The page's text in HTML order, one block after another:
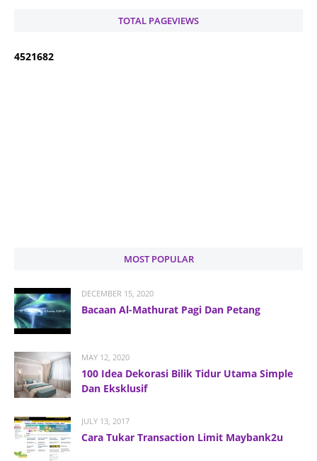
TOTAL PAGEVIEWS
4521682
MOST POPULAR
DECEMBER 15, 2020
Bacaan Al-Mathurat Pagi Dan Petang
MAY 12, 2020
100 Idea Dekorasi Bilik Tidur Utama Simple
Dan Eksklusif
JULY 13, 2017
Cara Tukar Transaction Limit Maybank2u